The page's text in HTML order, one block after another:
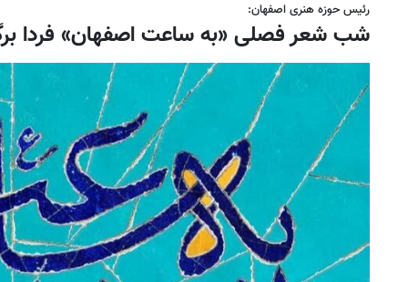
رئیس حوزه هنری اصفهان:
شب شعر فصلی «به ساعت اصفهان» فردا